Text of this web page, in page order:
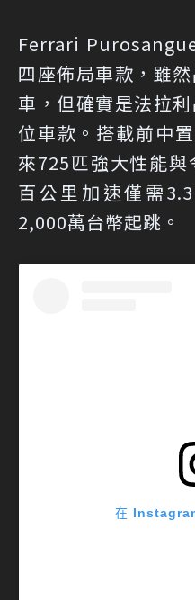
Ferrari
四座佈局車款，雖
車，但確實是法拉
位車款。搭載前中
來725匹強大性能與
百公里加速僅需
2,000萬台幣起跳。
在